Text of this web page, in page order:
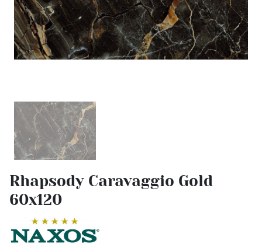
Rhapsody Caravaggio Gold
60х120